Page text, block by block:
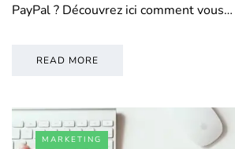
PayPal ? Découvrez ici comment vous…
READ MORE
MARKETING